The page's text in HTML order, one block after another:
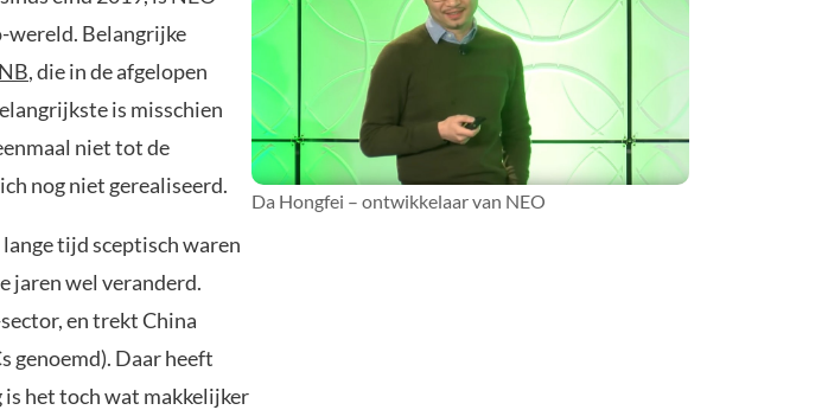
wereld. Belangrijke
, die in de afgelopen
is misschien
niet tot de
nog niet gerealiseerd.
tijd sceptisch waren
jaren wel veranderd.
en trekt China
genoemd). Daar heeft
is het toch wat makkelijker
Da Hongfei – ontwikkelaar van NEO